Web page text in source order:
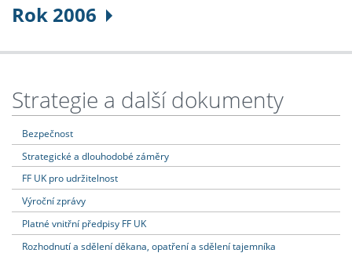
Rok 2006
Strategie a další dokumenty
Bezpečnost
Strategické a dlouhodobé záměry
FF UK pro udržitelnost
Výroční zprávy
Platné vnitřní předpisy FF UK
Rozhodnutí a sdělení děkana, opatření a sdělení tajemníka